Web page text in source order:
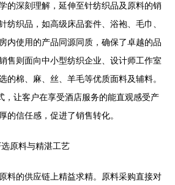
的深刻理解，延伸至针纺织品及原料的销
纺织品，如高级床品套件、浴袍、毛巾、
内使用的产品同源同质，确保了卓越的品
售则面向中小型纺织企业、设计师工作室
的棉、麻、丝、羊毛等优质面料及辅料。
，让客户在享受酒店服务的能直观感受产
的信任感，促进了销售转化。
原料与精湛工艺
料的供应链上精益求精。原料采购直接对